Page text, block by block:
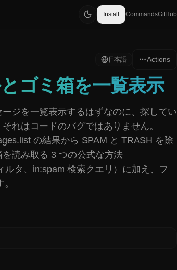
Install CommandsGitHub
日本語 Actions
ゴミ箱を一覧表示
ジを一覧表示するはずなのに、探してい
れはコードのバグではありません。
の結果から SPAM と TRASH を除
読み取る 3 つの公式な方法
ルタ、in:spam 検索クエリ）に加え、フ